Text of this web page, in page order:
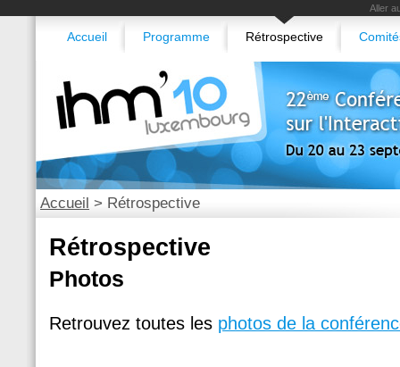
Aller
Accueil Programme Rétrospective
Accueil > Rétrospective
Rétrospective
Photos
Retrouvez toutes les photos de la